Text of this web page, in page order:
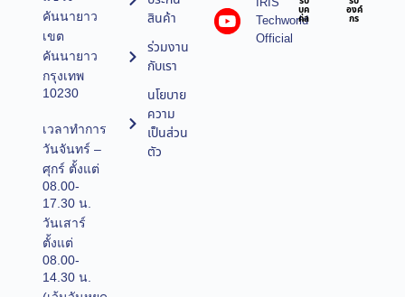
คันนายาว
เขต
คันนายาว
กรุงเทพ
10230
เวลาทำการ
วันจันทร์ –
ศุกร์ ตั้งแต่
08.00-
17.30 น.
วันเสาร์
ตั้งแต่
08.00-
14.30 น.
สินค้า
ร่วมงาน
กับเรา
นโยบาย
ความ
เป็นส่วน
ตัว
Techworld
Official
บุค
คล
องค์
กร